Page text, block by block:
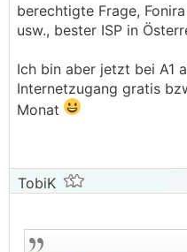
berechtigte Frage,
usw., bester ISP in
Ich bin aber jetzt bei A1
Internetzugang gratis
Monat
TobiK